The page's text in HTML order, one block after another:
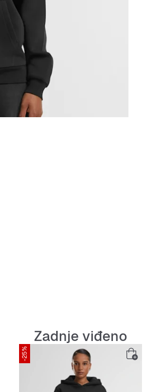
Zadnje viđeno
-25%